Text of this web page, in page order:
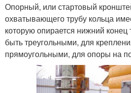
Опорный, или стартовый
охватывающего трубу кольца
которую опирается нижний конец
быть треугольными, для
прямоугольными, для опоры на